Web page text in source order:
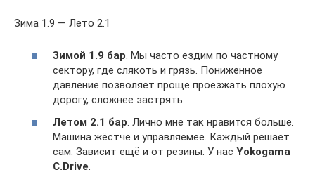
Зима 1.9 — Лето 2.1
Зимой 1.9 бар. Мы часто ездим по частному
сектору, где слякоть и грязь. Пониженное
давление позволяет проще проезжать плохую
дорогу, сложнее застрять.
Летом 2.1 бар. Лично мне так нравится больше.
Машина жёстче и управляемее. Каждый решает
сам. Зависит ещё и от резины. У нас Yokogama
C.Drive.